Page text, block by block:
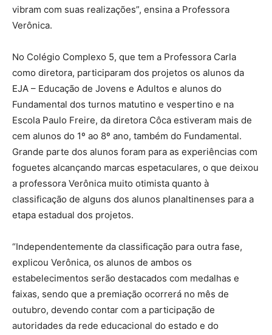
vibram com suas realizações”, ensina a Professora
Verônica.
No Colégio Complexo 5, que tem a Professora Carla
como diretora, participaram dos projetos os alunos da
EJA – Educação de Jovens e Adultos e alunos do
Fundamental dos turnos matutino e vespertino e na
Escola Paulo Freire, da diretora Côca estiveram mais de
cem alunos do 1º ao 8º ano, também do Fundamental.
Grande parte dos alunos foram para as experiências com
foguetes alcançando marcas espetaculares, o que deixou
a professora Verônica muito otimista quanto à
classificação de alguns dos alunos planaltinenses para a
etapa estadual dos projetos.
“Independentemente da classificação para outra fase,
explicou Verônica, os alunos de ambos os
estabelecimentos serão destacados com medalhas e
faixas, sendo que a premiação ocorrerá no mês de
outubro, devendo contar com a participação de
autoridades da rede educacional do estado e do